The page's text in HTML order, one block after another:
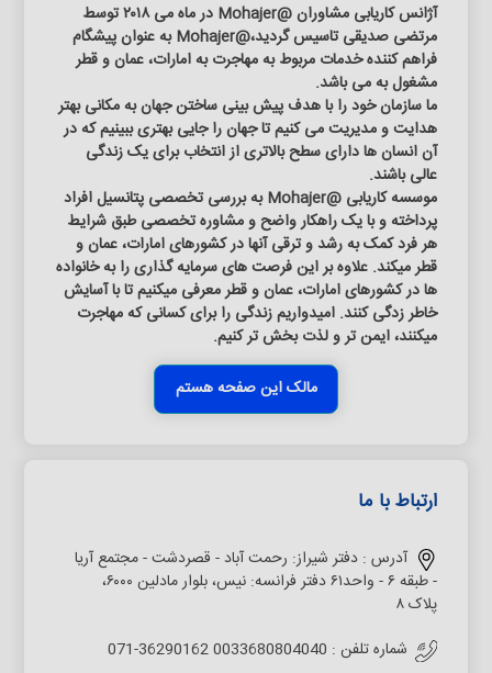
آژانس کاریابی مشاوران @Mohajer در ماه می ۲۰۱۸ توسط
مرتضی صدیقی تاسیس گردید،@Mohajer به عنوان پیشگام
فراهم کننده خدمات مربوط به مهاجرت به امارات، عمان و قطر
مشغول به می باشد.
ما سازمان خود را با هدف پیش بینی ساختن جهان به مکانی بهتر
هدایت و مدیریت می کنیم تا جهان را جایی بهتری ببینیم که در
آن انسان ها دارای سطح بالاتری از انتخاب برای یک زندگی
عالی باشند.
موسسه کاریابی @Mohajer به بررسی تخصصی پتانسیل افراد
پرداخته و با یک راهکار واضح و مشاوره تخصصی طبق شرایط
هر فرد کمک به رشد و ترقی آنها در کشورهای امارات، عمان و
قطر میکند. علاوه بر این فرصت های سرمایه گذاری را به خانواده
ها در کشورهای امارات، عمان و قطر معرفی میکنیم تا با آسایش
خاطر زدگی کنند. امیدواریم زندگی را برای کسانی که مهاجرت
میکنند، ایمن تر و لذت بخش تر کنیم.
مالک این صفحه هستم
ارتباط با ما
آدرس :دفتر شیراز: رحمت آباد - قصردشت - مجتمع آریا
- طبقه ۶ - واحد۶۱ دفتر فرانسه: نیس، بلوار مادلین ۶۰۰۰،
پلاک ۸
شماره تلفن : 071-36290162 0033680804040